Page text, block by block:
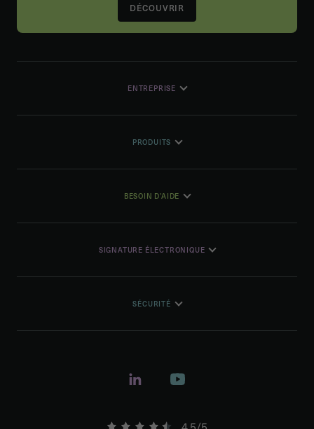
DÉCOUVRIR
ENTREPRISE
PRODUITS
BESOIN D'AIDE
SIGNATURE ÉLECTRONIQUE
SÉCURITÉ